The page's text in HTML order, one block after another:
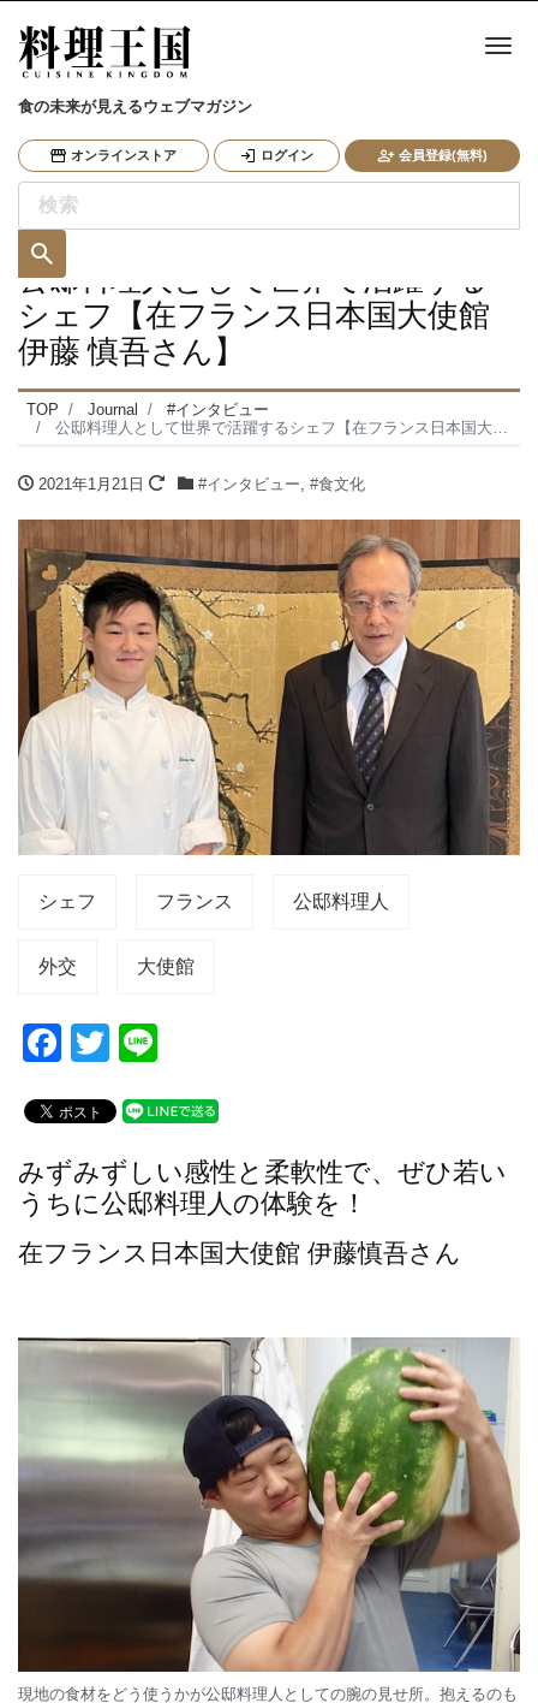
食の未来が見えるウェブマガジン
オンラインストア ログイン 会員登録(無料)
ナ
公邸料理人として世界で活躍する
シェフ【在フランス日本国大使館
伊藤 慎吾さん】
TOP Journal
#インタビュー
公邸料理人として世界で活躍するシェフ【在フランス日本国大使館 伊藤 慎吾さん】
2021年1月21日 #インタビュー, #食文化
シェフ フランス 公邸料理人
外交 大使館
F
c
e
b
o
o
T
tt
er
e
みずみずしい感性と柔軟性で、ぜひ若い
うちに公邸料理人の体験を！
在フランス日本国大使館 伊藤慎吾さん
現地の食材をどう使うかが公邸料理人としての腕の見せ所。抱えるのも